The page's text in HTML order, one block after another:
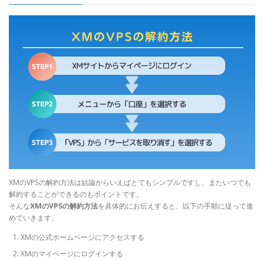
XMのVPSの解約方法は結論からいえばとてもシンプルですし、またいつでも
解約することができるのもポイントです。
そんなXMのVPSの解約方法を具体的にお伝えすると、以下の手順に従って進
めていきます。
XMの公式ホームページにアクセスする
XMのマイページにログインする